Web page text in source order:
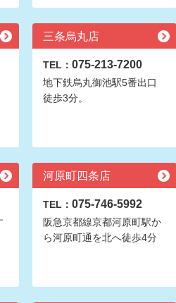
三条烏丸店
TEL： 075-213-7200
地下鉄烏丸御池駅5番出口
徒歩3分。
河原町四条店
TEL： 075-746-5992
阪急京都線京都河原町駅か
ら河原町通を北へ徒歩4分